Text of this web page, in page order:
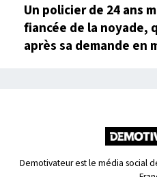
Un policier de 24 ans
fiancée de la noyade,
après sa demande en
Demotivateur est le média social